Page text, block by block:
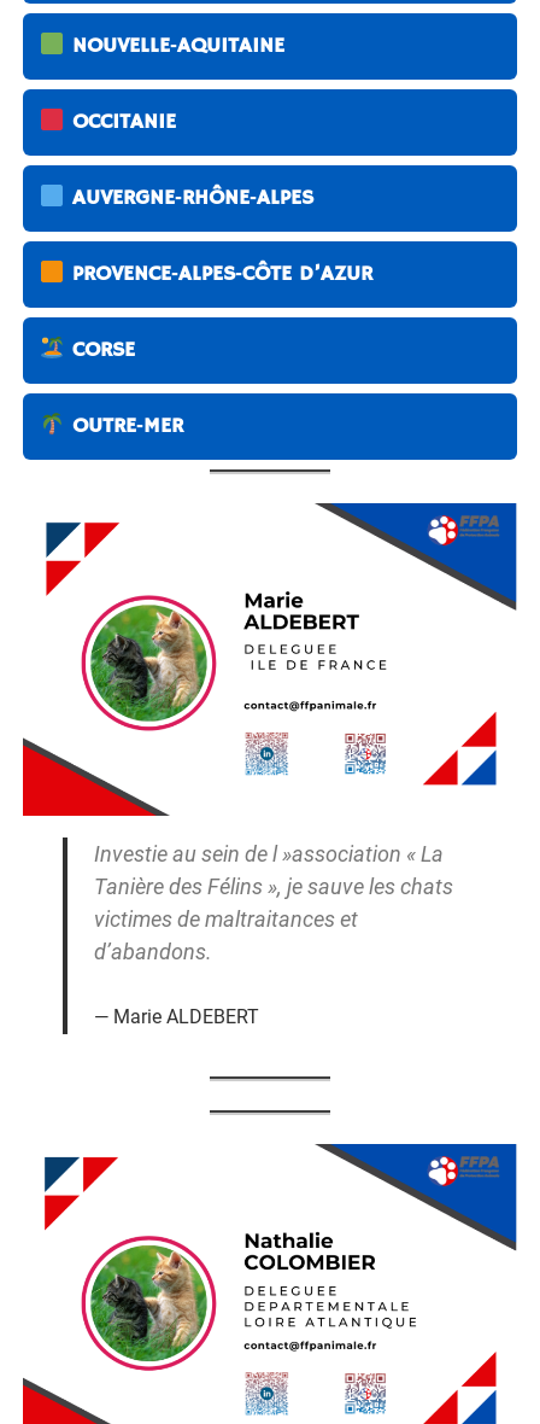
NOUVELLE‑AQUITAINE
OCCITANIE
AUVERGNE‑RHÔNE‑ALPES
PROVENCE‑ALPES‑CÔTE D’AZUR
CORSE
OUTRE‑MER
Investie au sein de l »association « La
Tanière des Félins », je sauve les chats
victimes de maltraitances et
d’abandons.
Marie ALDEBERT